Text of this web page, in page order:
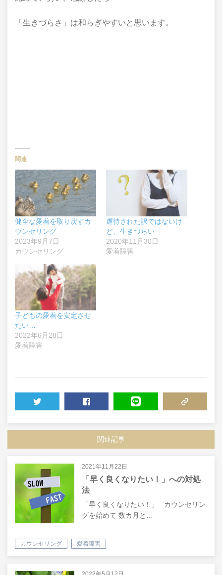
「生きづらさ」は和らぎやすいと思います。
関連
健全な愛着を取り戻すカ
ウンセリング
2023年9月7日
カウンセリング
虐待された訳ではないけ
ど、生きづらい
2020年11月30日
愛着障害
子どもの愛着を安定させ
たい…
2022年6月28日
愛着障害
関連記事
2021年11月22日
「早く良くなりたい！」への対処
法
「早く良くなりたい！」 カウンセリン
グを始めて 数カ月と…
カウンセリング 愛着障害